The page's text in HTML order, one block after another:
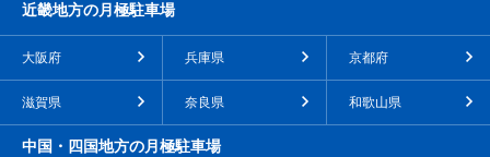
近畿地方の月極駐車場
大阪府 兵庫県 京都府
滋賀県 奈良県 和歌山県
中国・四国地方の月極駐車場